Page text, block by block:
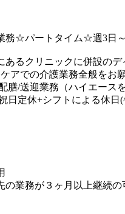
務☆パートタイム☆週3日
あるクリニックに併設のデ
アでの介護業務全般をお
膳/送迎業務（ハイエース
日定休+シフトによる休日
の業務が３ヶ月以上継続